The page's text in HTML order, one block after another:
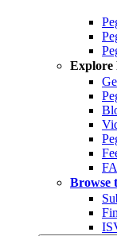
Explore
Browse